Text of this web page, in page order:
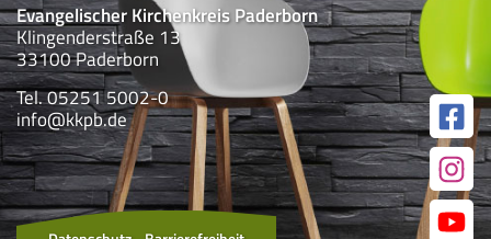
Evangelischer Kirchenkreis Paderborn
Klingenderstraße 13
33100 Paderborn
Tel. 05251 5002-0
info@kkpb.de